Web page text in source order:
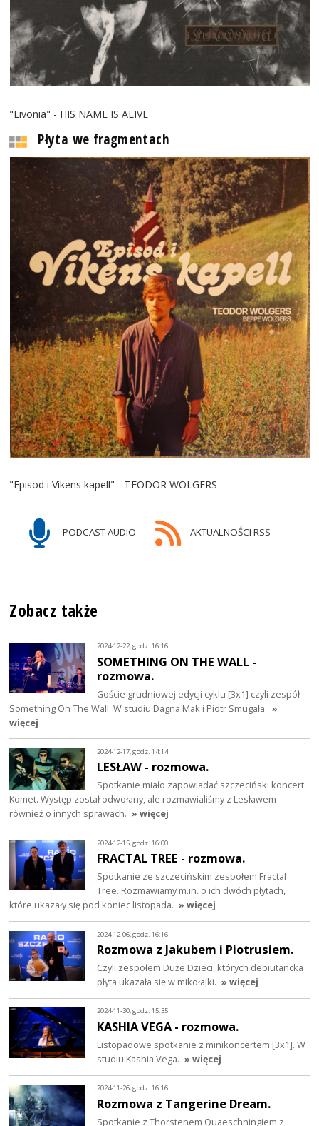
"Livonia" - HIS NAME IS ALIVE
Płyta we fragmentach
"Episod i Vikens kapell" - TEODOR WOLGERS
PODCAST AUDIO AKTUALNOŚCI RSS
Zobacz także
2024-12-22, godz. 16:16
SOMETHING ON THE WALL -
rozmowa.
Goście grudniowej edycji cyklu [3x1] czyli zespół
Something On The Wall. W studiu Dagna Mak i Piotr Smugała. »
więcej
2024-12-17, godz. 14:14
LESŁAW - rozmowa.
Spotkanie miało zapowiadać szczeciński koncert
Komet. Występ został odwołany, ale rozmawialiśmy z Lesławem
również o innych sprawach. » więcej
2024-12-15, godz. 16:00
FRACTAL TREE - rozmowa.
Spotkanie ze szczecińskim zespołem Fractal
Tree. Rozmawiamy m.in. o ich dwóch płytach,
które ukazały się pod koniec listopada. » więcej
2024-12-06, godz. 16:16
Rozmowa z Jakubem i Piotrusiem.
Czyli zespołem Duże Dzieci, których debiutancka
płyta ukazała się w mikołajki. » więcej
2024-11-30, godz. 15:35
KASHIA VEGA - rozmowa.
Listopadowe spotkanie z minikoncertem [3x1]. W
studiu Kashia Vega. » więcej
2024-11-26, godz. 16:16
Rozmowa z Tangerine Dream.
Spotkanie z Thorstenem Quaeschningiem z